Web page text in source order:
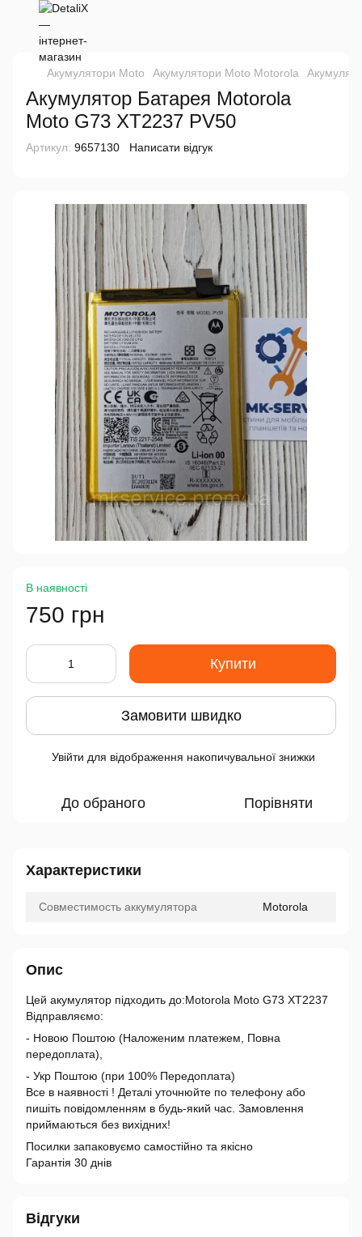
Акумулятори Moto Акумулятори Moto Motorola
Акумулятор Батарея Motorola
Moto G73 XT2237 PV50
Артикул: 9657130 Написати відгук
В наявності
750 грн
Купити
Замовити швидко
Увійти для відображення накопичувальної знижки
До обраного Порівняти
Характеристики
Совместимость аккумулятора Motorola
Опис
Цей акумулятор підходить до:Motorola Moto G73 XT2237
Відправляємо:
- Новою Поштою (Наложеним платежем, Повна
передоплата),
- Укр Поштою (при 100% Передоплата)
Все в наявності ! Деталі уточнюйте по телефону або
пишіть повідомленням в будь-який час. Замовлення
приймаються без вихідних!
Посилки запаковуємо самостійно та якісно
Гарантія 30 днів
Відгуки